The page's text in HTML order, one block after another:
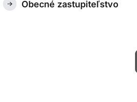
Obecné zastupiteľstvo